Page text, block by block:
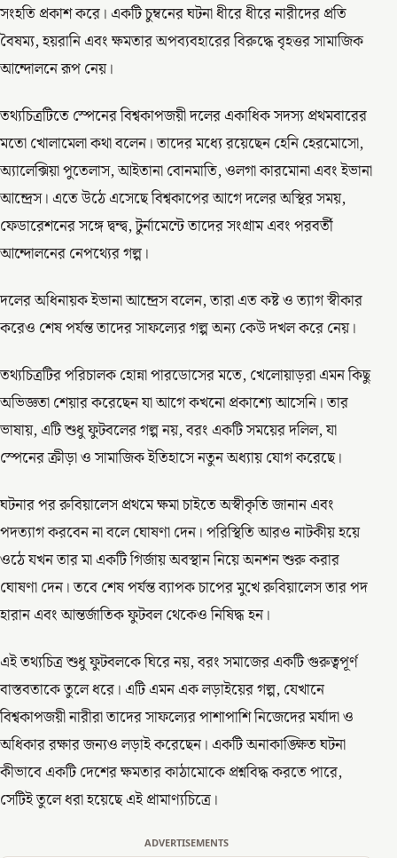
সংহতি প্রকাশ করে। একটি চুম্বনের ঘটনা ধীরে ধীরে নারীদের প্রতি
বৈষম্য, হয়রানি এবং ক্ষমতার অপব্যবহারের বিরুদ্ধে বৃহত্তর সামাজিক
আন্দোলনে রূপ নেয়।
তথ্যচিত্রটিতে স্পেনের বিশ্বকাপজয়ী দলের একাধিক সদস্য প্রথমবারের
মতো খোলামেলা কথা বলেন। তাদের মধ্যে রয়েছেন হেনি হেরমোসো,
অ্যালেক্সিয়া পুতেলাস, আইতানা বোনমাতি, ওলগা কারমোনা এবং ইভানা
আন্দ্রেস। এতে উঠে এসেছে বিশ্বকাপের আগে দলের অস্থির সময়,
ফেডারেশনের সঙ্গে দ্বন্দ্ব, টুর্নামেন্টে তাদের সংগ্রাম এবং পরবর্তী
আন্দোলনের নেপথ্যের গল্প।
দলের অধিনায়ক ইভানা আন্দ্রেস বলেন, তারা এত কষ্ট ও ত্যাগ স্বীকার
করেও শেষ পর্যন্ত তাদের সাফল্যের গল্প অন্য কেউ দখল করে নেয়।
তথ্যচিত্রটির পরিচালক হোন্না পারডোসের মতে, খেলোয়াড়রা এমন কিছু
অভিজ্ঞতা শেয়ার করেছেন যা আগে কখনো প্রকাশ্যে আসেনি। তার
ভাষায়, এটি শুধু ফুটবলের গল্প নয়, বরং একটি সময়ের দলিল, যা
স্পেনের ক্রীড়া ও সামাজিক ইতিহাসে নতুন অধ্যায় যোগ করেছে।
ঘটনার পর রুবিয়ালেস প্রথমে ক্ষমা চাইতে অস্বীকৃতি জানান এবং
পদত্যাগ করবেন না বলে ঘোষণা দেন। পরিস্থিতি আরও নাটকীয় হয়ে
ওঠে যখন তার মা একটি গির্জায় অবস্থান নিয়ে অনশন শুরু করার
ঘোষণা দেন। তবে শেষ পর্যন্ত ব্যাপক চাপের মুখে রুবিয়ালেস তার পদ
হারান এবং আন্তর্জাতিক ফুটবল থেকেও নিষিদ্ধ হন।
এই তথ্যচিত্র শুধু ফুটবলকে ঘিরে নয়, বরং সমাজের একটি গুরুত্বপূর্ণ
বাস্তবতাকে তুলে ধরে। এটি এমন এক লড়াইয়ের গল্প, যেখানে
বিশ্বকাপজয়ী নারীরা তাদের সাফল্যের পাশাপাশি নিজেদের মর্যাদা ও
অধিকার রক্ষার জন্যও লড়াই করেছেন। একটি অনাকাঙ্ক্ষিত ঘটনা
কীভাবে একটি দেশের ক্ষমতার কাঠামোকে প্রশ্নবিদ্ধ করতে পারে,
সেটিই তুলে ধরা হয়েছে এই প্রামাণ্যচিত্রে।
ADVERTISEMENTS